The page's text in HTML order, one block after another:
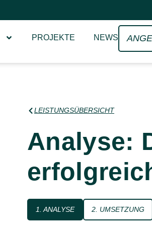
PROJEKTE NEWS
LEISTUNGSÜBERSICHT
Analyse:
1. ANALYSE 2. UMSETZUNG